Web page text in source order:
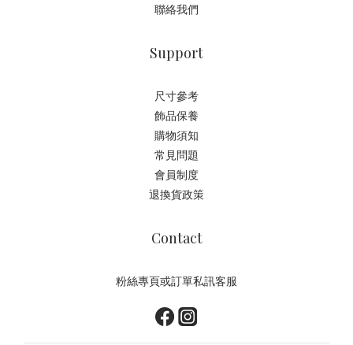
聯絡我們
Support
尺寸參考
飾品保養
購物須知
常見問題
會員制度
退換貨政策
Contact
粉絲專頁或訂單私訊客服